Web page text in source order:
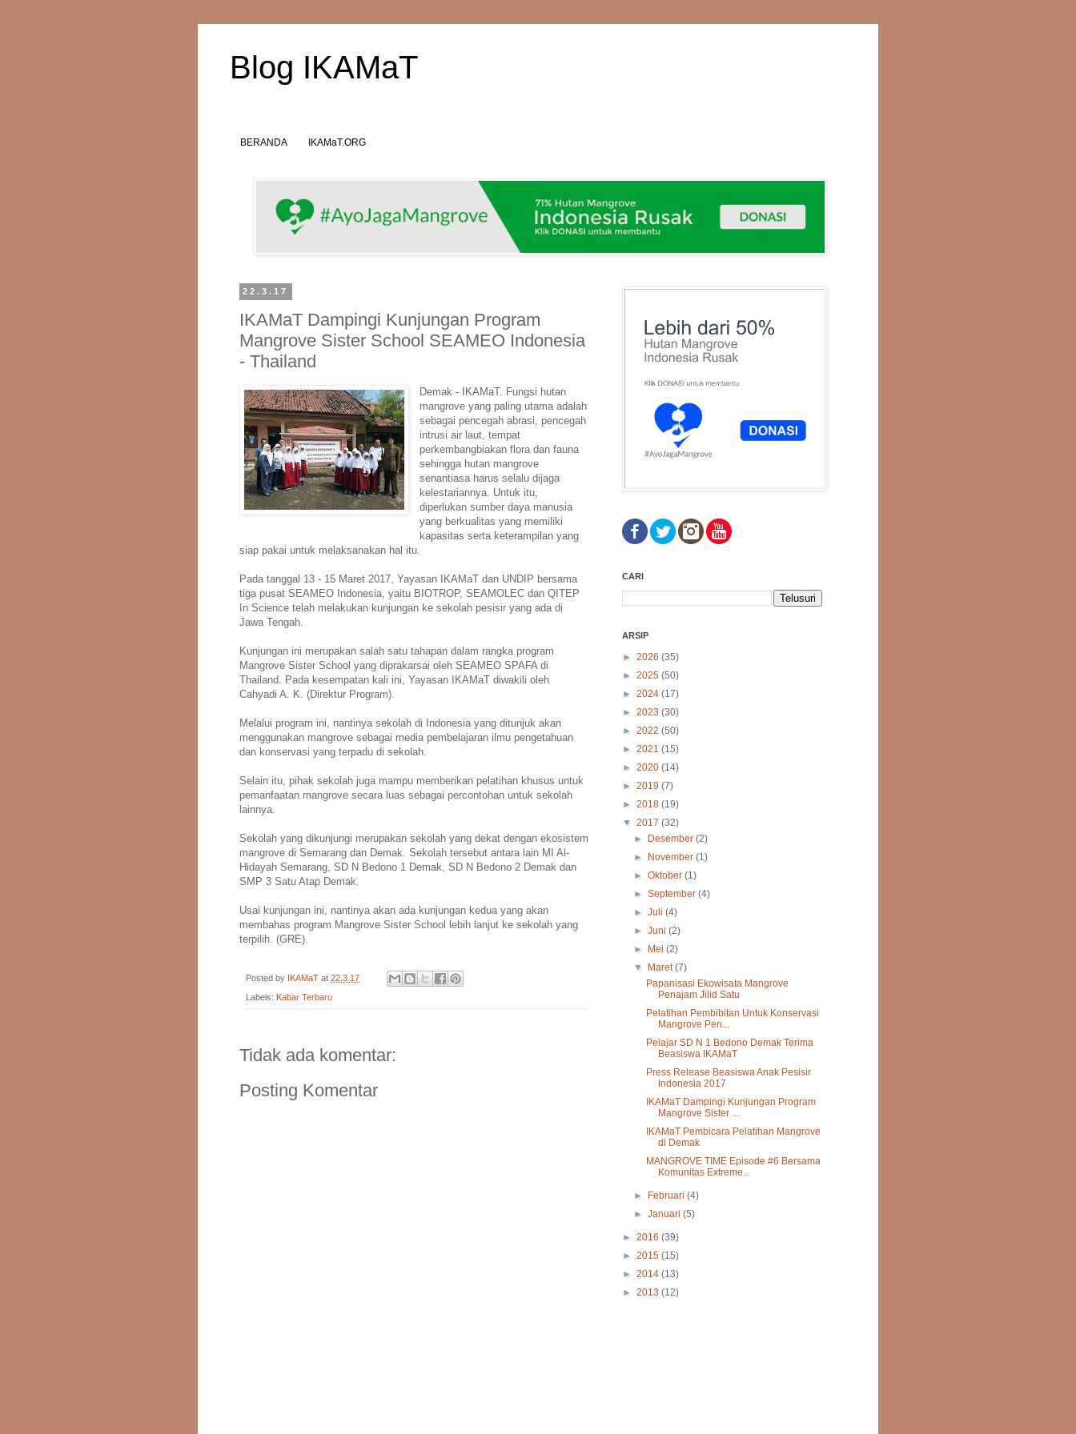
Blog IKAMaT
BERANDA IKAMaT.ORG
22.3.17
IKAMaT Dampingi Kunjungan Program
Mangrove Sister School SEAMEO Indonesia
- Thailand
Demak - IKAMaT. Fungsi hutan
mangrove yang paling utama adalah
sebagai pencegah abrasi, pencegah
intrusi air laut, tempat
perkembangbiakan flora dan fauna
sehingga hutan mangrove
senantiasa harus selalu dijaga
kelestariannya. Untuk itu,
diperlukan sumber daya manusia
yang berkualitas yang memiliki
kapasitas serta keterampilan yang
siap pakai untuk melaksanakan hal itu.
Pada tanggal 13 - 15 Maret 2017, Yayasan IKAMaT dan UNDIP bersama
tiga pusat SEAMEO Indonesia, yaitu BIOTROP, SEAMOLEC dan QITEP
In Science telah melakukan kunjungan ke sekolah pesisir yang ada di
Jawa Tengah.
Kunjungan ini merupakan salah satu tahapan dalam rangka program
Mangrove Sister School yang diprakarsai oleh SEAMEO SPAFA di
Thailand. Pada kesempatan kali ini, Yayasan IKAMaT diwakili oleh
Cahyadi A. K. (Direktur Program).
Melalui program ini, nantinya sekolah di Indonesia yang ditunjuk akan
menggunakan mangrove sebagai media pembelajaran ilmu pengetahuan
dan konservasi yang terpadu di sekolah.
Selain itu, pihak sekolah juga mampu memberikan pelatihan khusus untuk
pemanfaatan mangrove secara luas sebagai percontohan untuk sekolah
lainnya.
Sekolah yang dikunjungi merupakan sekolah yang dekat dengan ekosistem
mangrove di Semarang dan Demak. Sekolah tersebut antara lain MI Al-
Hidayah Semarang, SD N Bedono 1 Demak, SD N Bedono 2 Demak dan
SMP 3 Satu Atap Demak.
Usai kunjungan ini, nantinya akan ada kunjungan kedua yang akan
membahas program Mangrove Sister School lebih lanjut ke sekolah yang
terpilih. (GRE).
Posted by IKAMaT at 22.3.17
Labels: Kabar Terbaru
Tidak ada komentar:
Posting Komentar
CARI
ARSIP
► 2026 (35)
► 2025 (50)
► 2024 (17)
► 2023 (30)
► 2022 (50)
► 2021 (15)
► 2020 (14)
► 2019 (7)
► 2018 (19)
▼ 2017 (32)
►
Desember(2)
►
November(1)
►Oktober(1)
►September(4)
►Juli(4)
►Juni(2)
►
Mei(2)
▼
Maret(7)
Papanisasi Ekowisata Mangrove
Penajam Jilid Satu
Pelatihan Pembibitan Untuk Konservasi
Mangrove Pen...
Pelajar SD N 1 Bedono Demak Terima
Beasiswa IKAMaT
Press Release Beasiswa Anak Pesisir
Indonesia 2017
IKAMaT Dampingi Kunjungan Program
Mangrove Sister ...
IKAMaT Pembicara Pelatihan Mangrove
di Demak
MANGROVE TIME Episode #6 Bersama
Komunitas Extreme...
► Februari(4)
►Januari(5)
► 2016 (39)
► 2015 (15)
► 2014 (13)
► 2013 (12)